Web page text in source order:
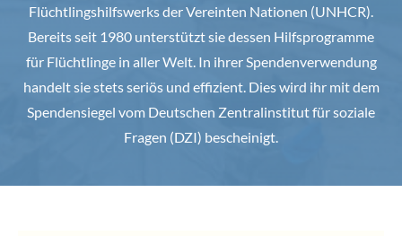
Flüchtlingshilfswerks der Vereinten Nationen (UNHCR).
Bereits seit 1980 unterstützt sie dessen Hilfsprogramme
für Flüchtlinge in aller Welt. In ihrer Spendenverwendung
handelt sie stets seriös und effizient. Dies wird ihr mit dem
Spendensiegel vom Deutschen Zentralinstitut für soziale
Fragen (DZI) bescheinigt.